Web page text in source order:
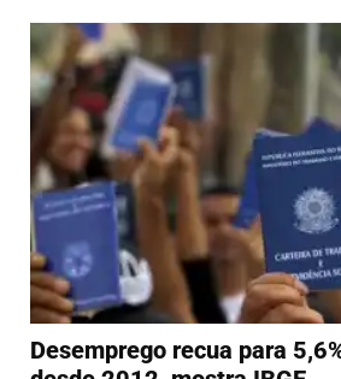
Desemprego recua para